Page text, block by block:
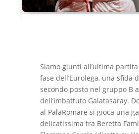
Siamo giunti all’ultima
fase dell’Eurolega, una sfida
secondo posto nel gruppo B
dell’imbattuto Galatasaray.
al PalaRomare si gioca una
delicatissima tra Beretta